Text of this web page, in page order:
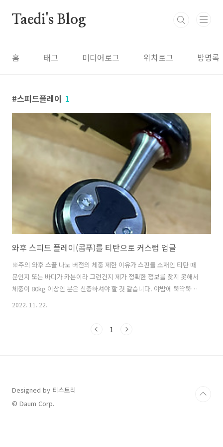
Taedi's Blog
홈 태그 미디어로그 위치로그 방명록
스피드플레이 1
와후 스피드 플레이(콤푸)를 티탄으로 커스텀 업글
※주의 와후 스플 나노 버전의 체중 제한 이유가 스핀들 소재인 티탄 때
문인지 또는 바디가 카본이라 그런건지 제가 정확한 정보를 찾지 못해서
체중이 80kg 이상인 분은 신중하셔야 할 것 같습니다. 야밤에 뚝딱뚝딱
완성했어요 맘먹고 하면 20~30분이면 가능하고 작업하면서 사진까지 찍
플 클릿 부품이 라이딩 도중에 사라져서 그전부터 살까하던 신형 와후 스
2022. 11. 22.
1
Designed by 티스토리
© Daum Corp.